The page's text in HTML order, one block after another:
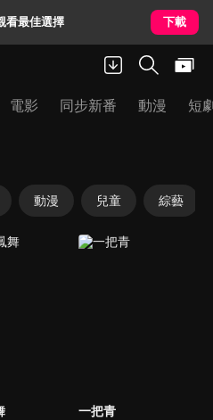
看最佳選擇 下載
電影 同步新番 動漫 短
動漫 兒童 綜藝
一把青